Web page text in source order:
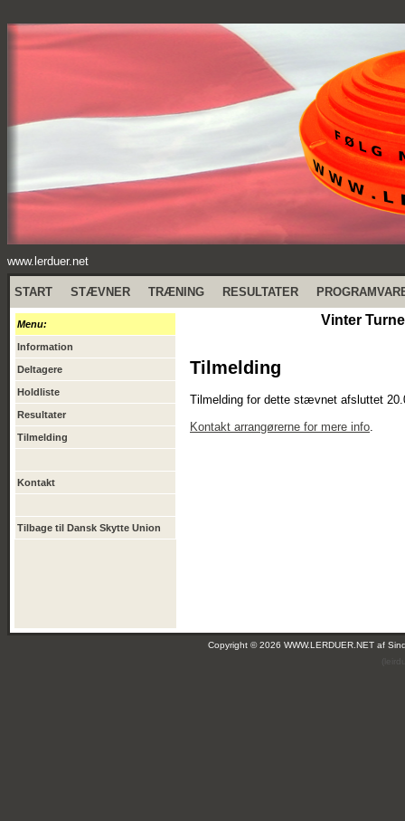
www.lerduer.net
START STÆVNER TRÆNING RESULTATER
Menu:
Information
Deltagere
Holdliste
Resultater
Tilmelding
Kontakt
Tilbage til Dansk Skytte Union
Vinter
Tilmelding
Tilmelding for dette stævnet afsluttet
Kontakt arrangørerne for mere info.
Copyright © 2026 WWW.LERDUER.NET af